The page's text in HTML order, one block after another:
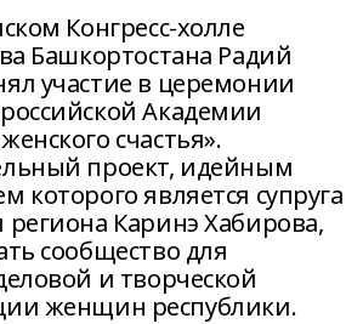
Конгресс-холле
Башкортостана Радий
участие в церемонии
Академии
счастья».
проект, идейным
которого является супруга
региона Каринэ Хабирова,
сообщество для
и творческой
женщин республики.